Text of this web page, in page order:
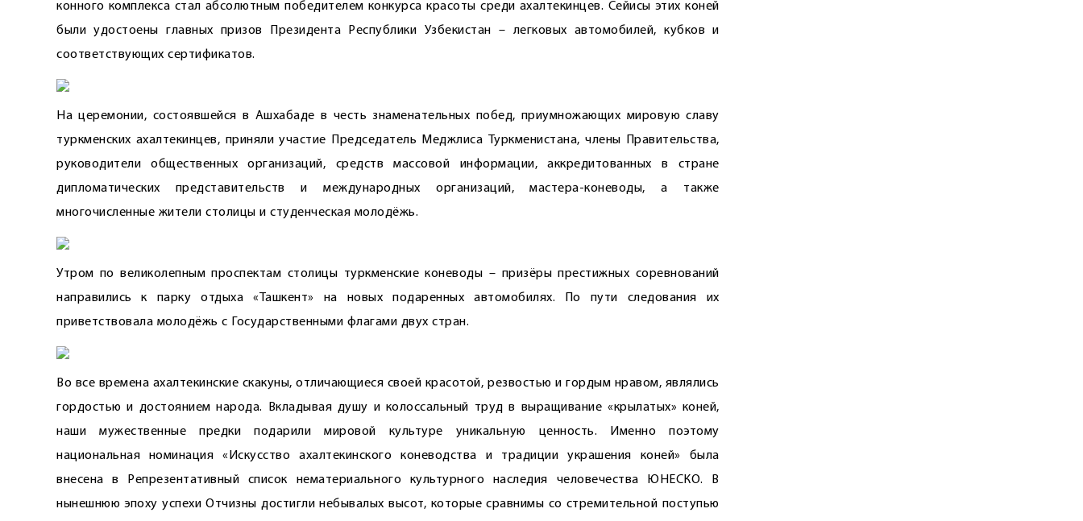
конного комплекса стал абсолютным победителем конкурса красоты среди ахалтекинцев. Сейисы этих коней
были удостоены главных призов Президента Республики Узбекистан – легковых автомобилей, кубков и
соответствующих сертификатов.
На церемонии, состоявшейся в Ашхабаде в честь знаменательных побед, приумножающих мировую славу
туркменских ахалтекинцев, приняли участие Председатель Меджлиса Туркменистана, члены Правительства,
руководители общественных организаций, средств массовой информации, аккредитованных в стране
дипломатических представительств и международных организаций, мастера-коневоды, а также
многочисленные жители столицы и студенческая молодёжь.
Утром по великолепным проспектам столицы туркменские коневоды – призёры престижных соревнований
направились к парку отдыха «Ташкент» на новых подаренных автомобилях. По пути следования их
приветствовала молодёжь с Государственными флагами двух стран.
Во все времена ахалтекинские скакуны, отличающиеся своей красотой, резвостью и гордым нравом, являлись
гордостью и достоянием народа. Вкладывая душу и колоссальный труд в выращивание «крылатых» коней,
наши мужественные предки подарили мировой культуре уникальную ценность. Именно поэ­тому
национальная номинация «Искусство ахалтекинского коневодства и традиции украшения коней» была
внесена в Репрезентативный список нематериального культурного наследия человечества ЮНЕСКО. В
нынешнюю эпоху успехи Отчизны достигли небывалых высот, которые сравнимы со стремительной поступью